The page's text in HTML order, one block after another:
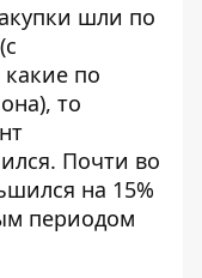
шли по
по
то
Почти во
на 15%
периодом